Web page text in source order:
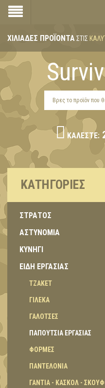
ΧΙΛΙΆΔΕΣ ΠΡΟΪΌΝΤΑΣΤΙΣ
ΚΑΛΈΣΤΕ:
ΚΑΤΗΓΟΡΊΕΣ
ΣΤΡΑΤΟΣ
ΑΣΤΥΝΟΜΙΑ
ΚΥΝΗΓΙ
ΕΙΔΗ ΕΡΓΑΣΙΑΣ
ΤΖΑΚΕΤ
ΓΙΛΕΚΑ
ΓΑΛΟΤΣΕΣ
ΠΑΠΟΥΤΣΙΑ ΕΡΓΑΣΙΑΣ
ΦΟΡΜΕΣ
ΠΑΝΤΕΛΟΝΙΑ
ΓΑΝΤΙΑ - ΚΑΣΚΟΛ -